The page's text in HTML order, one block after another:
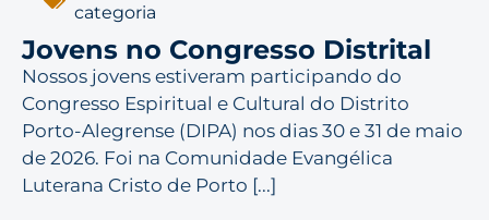
categoria
Jovens no Congresso Distrital
Nossos jovens estiveram participando do
Congresso Espiritual e Cultural do Distrito
Porto-Alegrense (DIPA) nos dias 30 e 31 de maio
de 2026. Foi na Comunidade Evangélica
Luterana Cristo de Porto [...]